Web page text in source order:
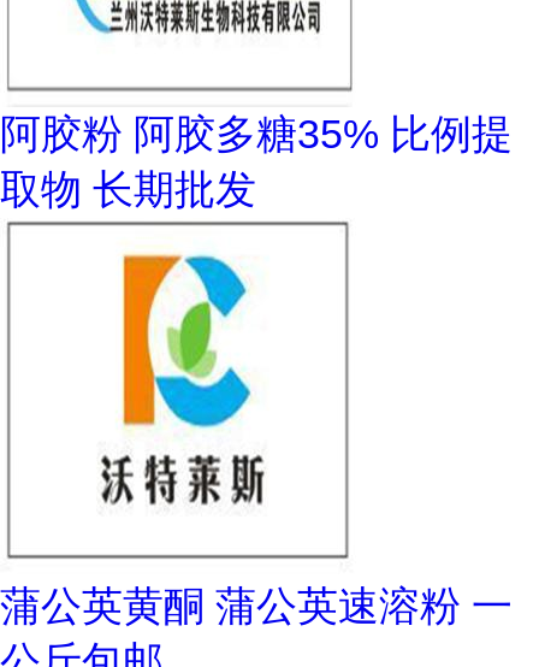
阿胶粉 阿胶多糖35% 比例提
取物 长期批发
蒲公英黄酮 蒲公英速溶粉 一